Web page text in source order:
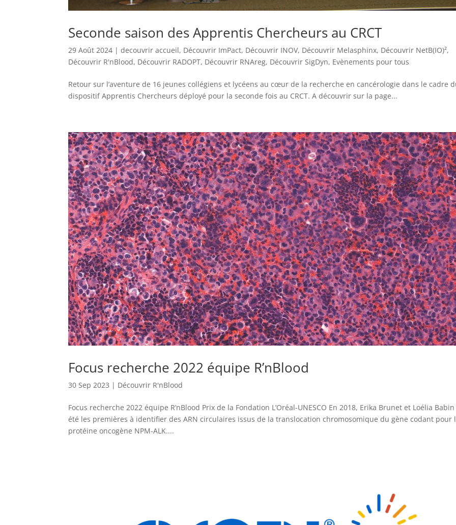
Seconde saison des Apprentis Chercheurs au CRCT
29 Août 2024 |decouvrir accueil, Découvrir ImPact, Découvrir INOV, Découvrir Melasphinx, Découvrir NetB(IO)²,
Découvrir R'nBlood, Découvrir RADOPT, Découvrir RNAreg, Découvrir SigDyn, Evènements pour tous
Retour sur l’aventure de 16 jeunes collégiens et lycéens au cœur de la recherche en cancérologie dans le cadre
dispositif Apprentis Chercheurs déployé pour la seconde fois au CRCT. A découvrir sur la page...
Focus recherche 2022 équipe R’nBlood
30 Sep 2023 | Découvrir R'nBlood
Focus recherche 2022 équipe R’nBlood Prix de la Fondation L’Oréal-UNESCO En 2018, Erika Brunet et Loélia
été les premières à identifier des ARN circulaires issus de la translocation chromosomique du gène codant pour
protéine oncogène NPM-ALK....